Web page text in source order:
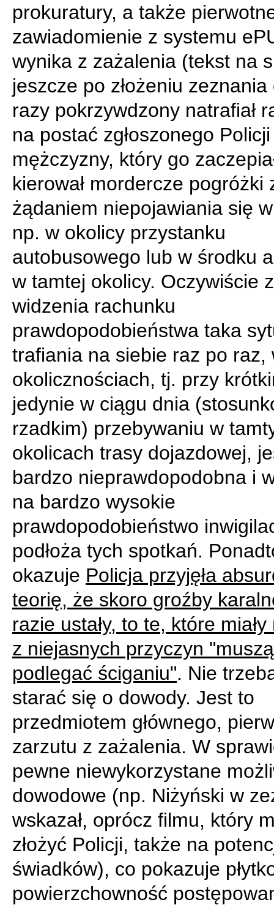
prokuratury, a także
zawiadomienie z systemu
wynika z zażalenia (tekst na
jeszcze po złożeniu zeznania
razy pokrzywdzony natrafiał
na postać zgłoszonego Policji
mężczyzny, który go
kierował mordercze pogróżki
żądaniem niepojawiania się
np. w okolicy przystanku
autobusowego lub w środku
w tamtej okolicy. Oczywiście
widzenia rachunku
prawdopodobieństwa taka
trafiania na siebie raz po raz,
okolicznościach, tj. przy
jedynie w ciągu dnia
rzadkim) przebywaniu w
okolicach trasy dojazdowej,
bardzo nieprawdopodobna i
na bardzo wysokie
prawdopodobieństwo
podłoża tych spotkań.
okazuje Policja przyjęła
teorię, że skoro groźby
razie ustały, to te, które
z niejasnych przyczyn
podlegać ściganiu". Nie
starać się o dowody. Jest to
przedmiotem głównego,
zarzutu z zażalenia. W
pewne niewykorzystane
dowodowe (np. Niżyński w
wskazał, oprócz filmu, który
złożyć Policji, także na
świadków), co pokazuje
powierzchowność